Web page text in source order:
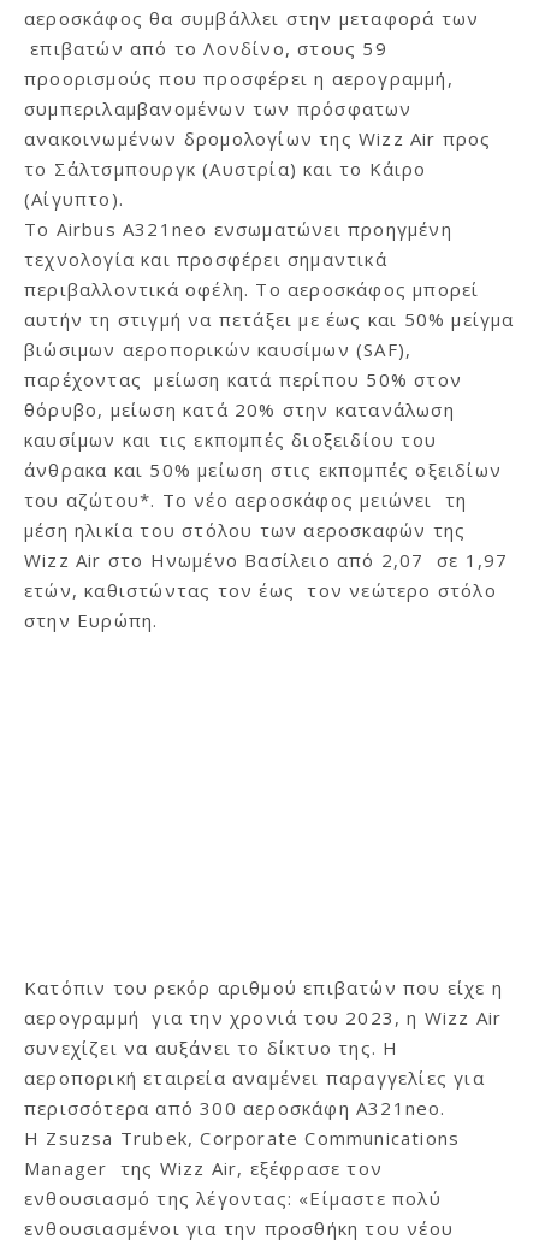
αεροσκάφος θα συμβάλλει στην μεταφορά των
επιβατών από το Λονδίνο, στους 59
προορισμούς που προσφέρει η αερογραμμή,
συμπεριλαμβανομένων των πρόσφατων
ανακοινωμένων δρομολογίων της Wizz Air προς
το Σάλτσμπουργκ (Αυστρία) και το Κάιρο
(Αίγυπτο).
Το Airbus A321neo ενσωματώνει προηγμένη
τεχνολογία και προσφέρει σημαντικά
περιβαλλοντικά οφέλη. Το αεροσκάφος μπορεί
αυτήν τη στιγμή να πετάξει με έως και 50% μείγμα
βιώσιμων αεροπορικών καυσίμων (SAF),
παρέχοντας μείωση κατά περίπου 50% στον
θόρυβο, μείωση κατά 20% στην κατανάλωση
καυσίμων και τις εκπομπές διοξειδίου του
άνθρακα και 50% μείωση στις εκπομπές οξειδίων
του αζώτου*. Το νέο αεροσκάφος μειώνει τη
μέση ηλικία του στόλου των αεροσκαφών της
Wizz Air στο Ηνωμένο Βασίλειο από 2,07 σε 1,97
ετών, καθιστώντας τον έως τον νεώτερο στόλο
στην Ευρώπη.
Κατόπιν του ρεκόρ αριθμού επιβατών που είχε η
αερογραμμή για την χρονιά του 2023, η Wizz Air
συνεχίζει να αυξάνει το δίκτυο της. Η
αεροπορική εταιρεία αναμένει παραγγελίες για
περισσότερα από 300 αεροσκάφη A321neo.
Η Zsuzsa Trubek, Corporate Communications
Manager της Wizz Air, εξέφρασε τον
ενθουσιασμό της λέγοντας: «Είμαστε πολύ
ενθουσιασμένοι για την προσθήκη του νέου